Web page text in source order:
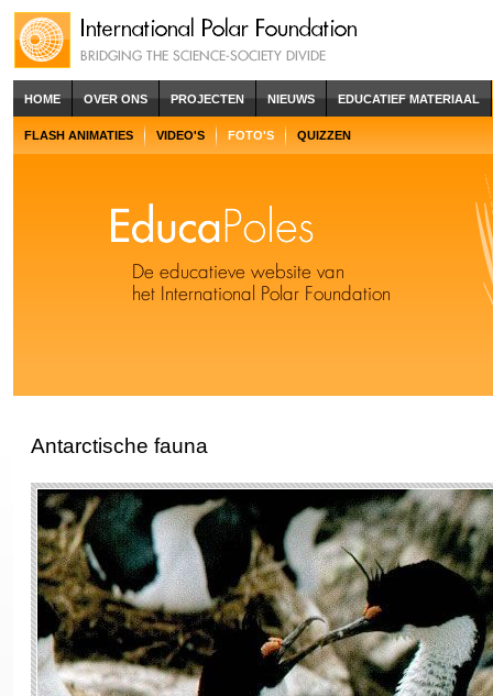
HOME OVER ONS PROJECTEN NIEUWS EDUCATIEF MATERIAAL
FLASH ANIMATIES VIDEO'S FOTO'S QUIZZEN
Antarctische fauna